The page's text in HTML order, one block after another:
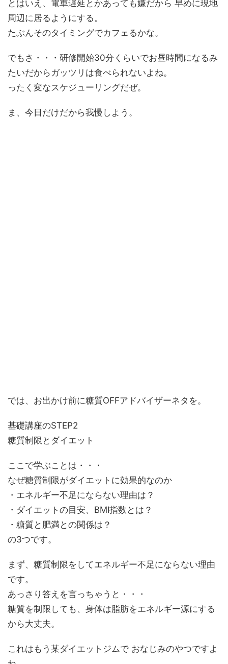
とはいえ、電車遅延とかあっても嫌だから 早めに現地
周辺に居るようにする。
たぶんそのタイミングでカフェるかな。
でもさ・・・研修開始30分くらいでお昼時間になるみ
たいだからガッツリは食べられないよね。
ったく変なスケジューリングだぜ。
ま、今日だけだから我慢しよう。
では、お出かけ前に糖質OFFアドバイザーネタを。
基礎講座のSTEP2
糖質制限とダイエット
ここで学ぶことは・・・
なぜ糖質制限がダイエットに効果的なのか
・エネルギー不足にならない理由は？
・ダイエットの目安、BMI指数とは？
・糖質と肥満との関係は？
の3つです。
まず、糖質制限をしてエネルギー不足にならない理由
です。
あっさり答えを言っちゃうと・・・
糖質を制限しても、身体は脂肪をエネルギー源にする
から大丈夫。
これはもう某ダイエットジムで おなじみのやつですよ